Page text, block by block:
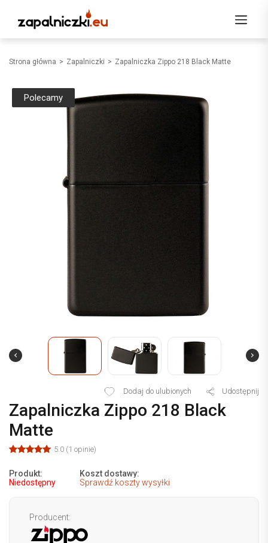
Strona główna Zapalniczki Zapalniczka Zippo 218 Black Matte
Polecamy
Dodaj do ulubionych Udostępnij
Zapalniczka Zippo 218 Black
Matte
5.0 (1 opinie)
Produkt:
Niedostępny
Koszt dostawy:
Sprawdź koszty wysyłki
Producent: